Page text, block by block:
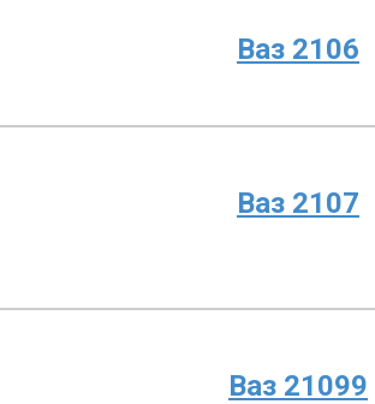
Ваз 2106
Ваз 2107
Ваз 21099